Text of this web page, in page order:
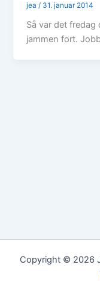
jea / 31. januar 2014
Så var det fredag
jammen fort.
Copyright © 2026